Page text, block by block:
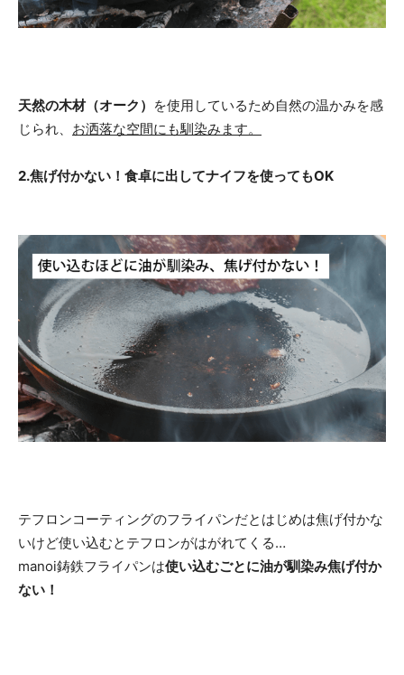
天然の木材（オーク） を使用しているため自然の温かみを感
じられ、 お洒落な空間にも馴染みます。
2.焦げ付かない！食卓に出してナイフを使ってもOK
テフロンコーティングのフライパンだとはじめは焦げ付かな
いけど使い込むとテフロンがはがれてくる…
manoi鋳鉄フライパンは使い込むごとに油が馴染み焦げ付か
ない！